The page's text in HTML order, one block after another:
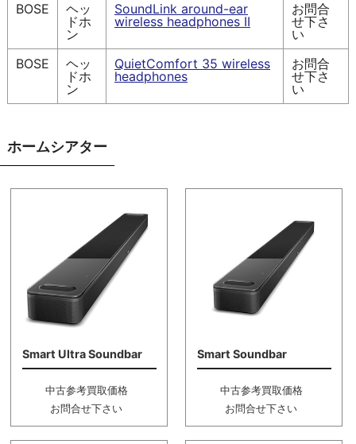
BOSE
ヘッ
ドホ
ン
SoundLink around-ear
wireless headphones II
お問合
せ下さ
い
BOSE
ヘッ
ドホ
ン
QuietComfort 35 wireless
headphones
お問合
せ下さ
い
ホームシアター
Smart Ultra Soundbar
中古参考買取価格
お問合せ下さい
Smart Soundbar
中古参考買取価格
お問合せ下さい